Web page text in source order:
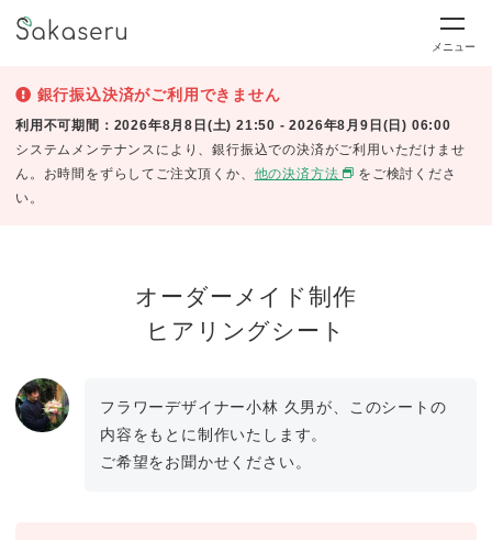
メニュー
銀行振込決済がご利用できません
利用不可期間：2026年8月8日(土) 21:50 - 2026年8月9日(日) 06:00
システムメンテナンスにより、銀行振込での決済がご利用いただけませ
ん。お時間をずらしてご注文頂くか、 他の決済方法
をご検討くださ
い。
オーダーメイド制作
ヒアリングシート
フラワーデザイナー小林 久男が、このシートの
内容をもとに制作いたします。
ご希望をお聞かせください。